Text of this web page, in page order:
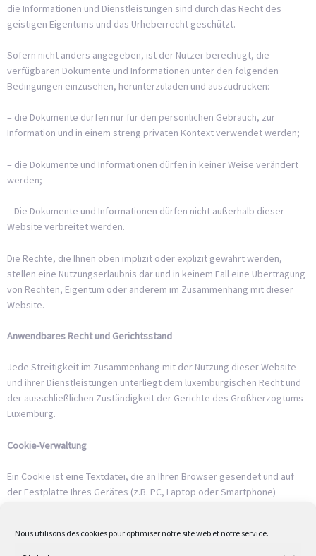
Nous utilisons des cookies pour optimiser notre site web et notre service.
die Informationen und Dienstleistungen sind durch das Recht des
geistigen Eigentums und das Urheberrecht geschützt.
Sofern nicht anders angegeben, ist der Nutzer berechtigt, die
verfügbaren Dokumente und Informationen unter den folgenden
Bedingungen einzusehen, herunterzuladen und auszudrucken:
– die Dokumente dürfen nur für den persönlichen Gebrauch, zur
Information und in einem streng privaten Kontext verwendet werden;
– die Dokumente und Informationen dürfen in keiner Weise verändert
werden;
– Die Dokumente und Informationen dürfen nicht außerhalb dieser
Website verbreitet werden.
Die Rechte, die Ihnen oben implizit oder explizit gewährt werden,
stellen eine Nutzungserlaubnis dar und in keinem Fall eine Übertragung
von Rechten, Eigentum oder anderem im Zusammenhang mit dieser
Website.
Anwendbares Recht und Gerichtsstand
Jede Streitigkeit im Zusammenhang mit der Nutzung dieser Website
und ihrer Dienstleistungen unterliegt dem luxemburgischen Recht und
der ausschließlichen Zuständigkeit der Gerichte des Großherzogtums
Luxemburg.
Cookie-Verwaltung
Ein Cookie ist eine Textdatei, die an Ihren Browser gesendet und auf
der Festplatte Ihres Gerätes (z.B. PC, Laptop oder Smartphone)
Cookies können zum Beispiel eingesetzt werden, um das